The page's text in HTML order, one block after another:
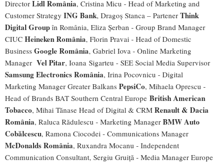
Director Lidl România, Cristina Micu - Head of Marketing and
Customer Strategy ING Bank, Dragoș Stanca – Partener Think
Digital Group în România, Eliza Şerban - Group Brand Manager
CIUC Heineken România, Florin Pravai - Head of Domestic
Business Google România, Gabriel Iova - Online Marketing
Manager Vel Pitar, Ioana Sigarteu - SEE Social Media Supervisor
Samsung Electronics România, Irina Pocovnicu - Digital
Marketing Manager Greater Balkans PepsiCo, Mihaela Oprescu -
Head of Brands BAT Southern Central Europe British American
Tobacco, Mihai Tănase Head of Digital & CRM Renault & Dacia
România, Raluca Rădulescu - Marketing Manager BMW Auto
Cobălcescu, Ramona Ciocodei - Communications Manager
McDonalds România, Ruxandra Mocanu - Independent
Communication Consultant, Sergiu Gruiță - Media Manager Europe